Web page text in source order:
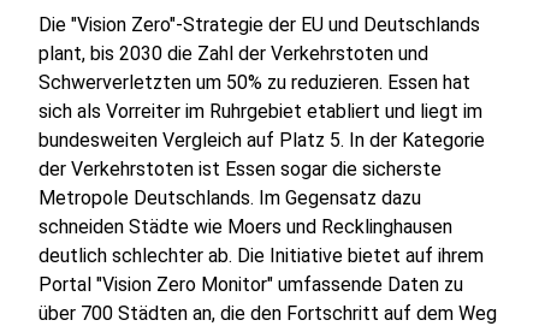
Die "Vision Zero"-Strategie der EU und Deutschlands
plant, bis 2030 die Zahl der Verkehrstoten und
Schwerverletzten um 50% zu reduzieren. Essen hat
sich als Vorreiter im Ruhrgebiet etabliert und liegt im
bundesweiten Vergleich auf Platz 5. In der Kategorie
der Verkehrstoten ist Essen sogar die sicherste
Metropole Deutschlands. Im Gegensatz dazu
schneiden Städte wie Moers und Recklinghausen
deutlich schlechter ab. Die Initiative bietet auf ihrem
Portal "Vision Zero Monitor" umfassende Daten zu
über 700 Städten an, die den Fortschritt auf dem Weg